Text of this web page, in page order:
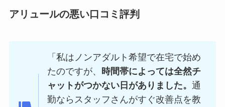
アリュールの悪い口コミ評判
「私はノンアダルト希望で在宅で始め
たのですが、
時間帯によっては全然チ
ャットがつかない日がありました。通
勤ならスタッフさんがすぐ改善点を教